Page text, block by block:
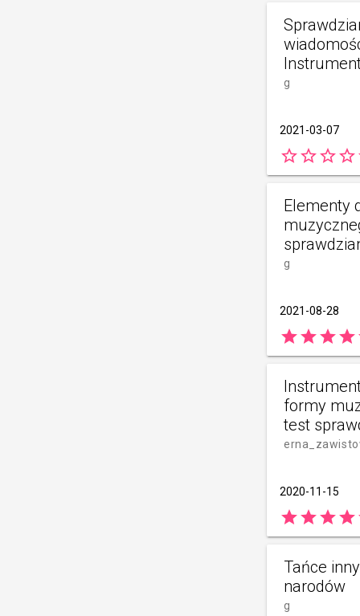
g
2021-03-07
star_borderstar_borderstar_borderstar_border
Elementy
g
2021-08-28
starstarstarstar
formy
test
2020-11-15
starstarstarstar
Tańce
narodów
g